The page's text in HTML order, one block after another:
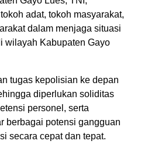
adat, tokoh masyarakat,
dalam menjaga situasi
wilayah Kabupaten Gayo
tugas kepolisian ke depan
diperlukan soliditas
personel, serta
berbagai potensi gangguan
secara cepat dan tepat.